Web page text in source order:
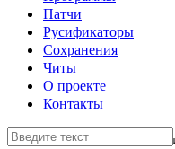
Патчи
Русификаторы
Сохранения
Читы
О проекте
Контакты